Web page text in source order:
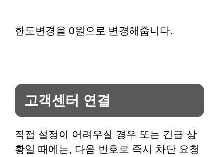
한도변경을 0원으로 변경해줍니다.
고객센터 연결
직접 설정이 어려우실 경우 또는 긴급 상
황일 때에는, 다음 번호로 즉시 차단 요청